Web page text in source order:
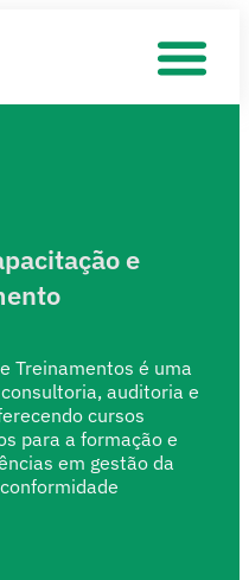
e
Treinamentos é uma
auditoria e
cursos
para a formação e
em gestão da